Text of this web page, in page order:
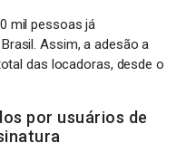
mil pessoas já
Assim, a adesão a
das locadoras, desde o
por usuários de